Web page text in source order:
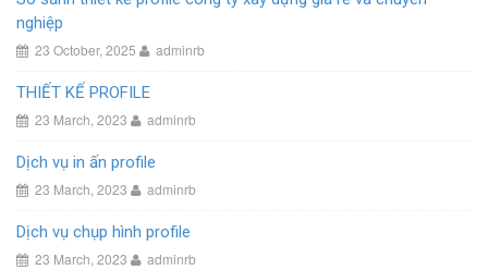
nghiệp
23 October, 2025 adminrb
THIẾT KẾ PROFILE
23 March, 2023 adminrb
Dịch vụ in ấn profile
23 March, 2023 adminrb
Dịch vụ chụp hình profile
23 March, 2023 adminrb